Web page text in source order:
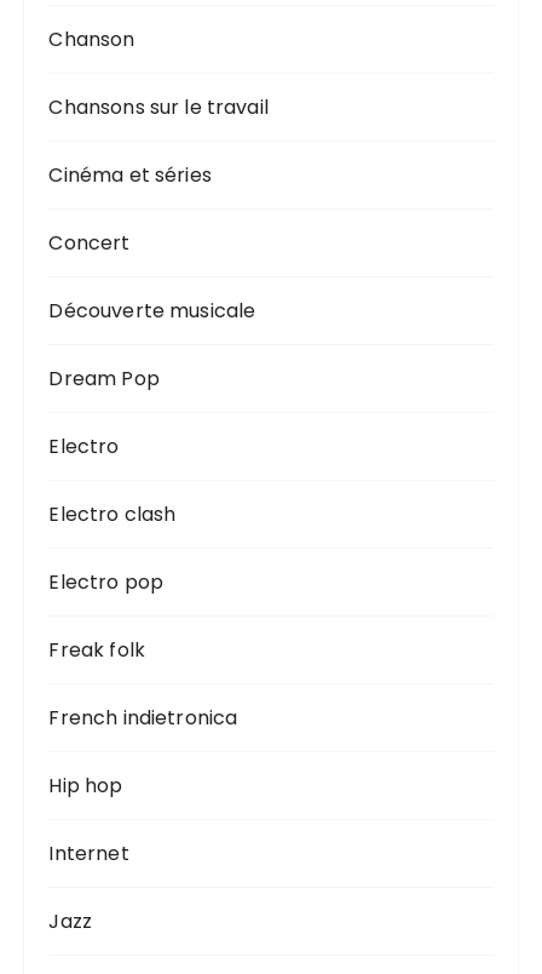
Chanson
Chansons sur le travail
Cinéma et séries
Concert
Découverte musicale
Dream Pop
Electro
Electro clash
Electro pop
Freak folk
French indietronica
Hip hop
Internet
Jazz